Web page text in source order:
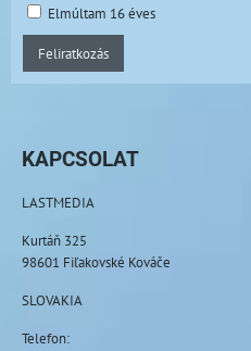
Elmúltam 16 éves
Feliratkozás
KAPCSOLAT
LASTMEDIA
Kurtáň 325
98601 Fiľakovské Kováče
SLOVAKIA
Telefon: